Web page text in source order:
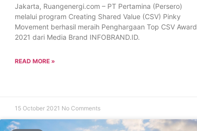
Jakarta, Ruangenergi.com – PT Pertamina (Persero)
melalui program Creating Shared Value (CSV) Pinky
Movement berhasil meraih Penghargaan Top CSV Award
2021 dari Media Brand INFOBRAND.ID.
READ MORE »
15 October 2021 No Comments